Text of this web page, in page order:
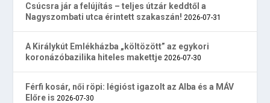
Csúcsra jár a felújítás – teljes útzár keddtől a
Nagyszombati utca érintett szakaszán! 2026-07-31
A Királykút Emlékházba „költözött” az egykori
koronázóbazilika hiteles makettje 2026-07-30
Férfi kosár, női röpi: légióst igazolt az Alba és a MÁV
Előre is 2026-07-30